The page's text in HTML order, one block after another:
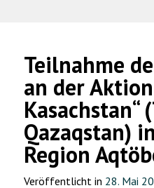
Teilnahme
an der
Kasachstan“
Qazaqstan)
Region
Veröffentlicht in 28. Mai